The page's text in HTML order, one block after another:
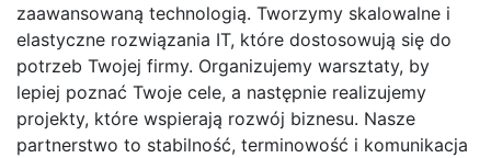
zaawansowaną technologią. Tworzymy skalowalne i
elastyczne rozwiązania IT, które dostosowują się do
potrzeb Twojej firmy. Organizujemy warsztaty, by
lepiej poznać Twoje cele, a następnie realizujemy
projekty, które wspierają rozwój biznesu. Nasze
partnerstwo to stabilność, terminowość i komunikacja